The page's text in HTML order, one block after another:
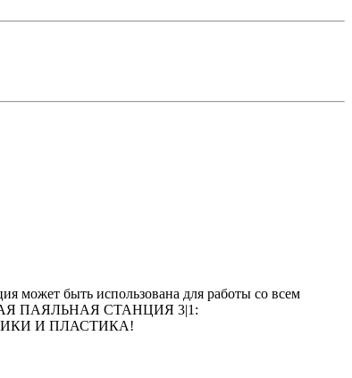
может быть использована для работы со всем
ПАЯЛЬНАЯ СТАНЦИЯ 3|1:
И ПЛАСТИКА!